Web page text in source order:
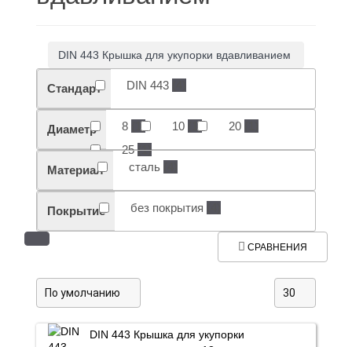
DIN 443 Крышка для укупорки вдавливанием
Стандарт DIN 443
Диаметр 8 1) 10 1) 20
25(1)
Материал
сталь
Покрытие без покрытия
СРАВНЕНИЯ
30
По умолчанию
DIN 443 Крышка для укупорки